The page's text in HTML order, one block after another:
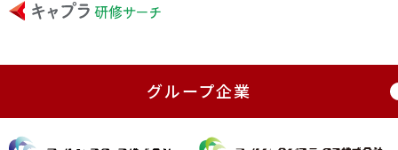
グループ企業